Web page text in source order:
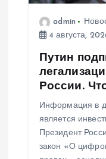
admin
4 августа,
Путин
России.
Информация в
является
Президент
закон «О